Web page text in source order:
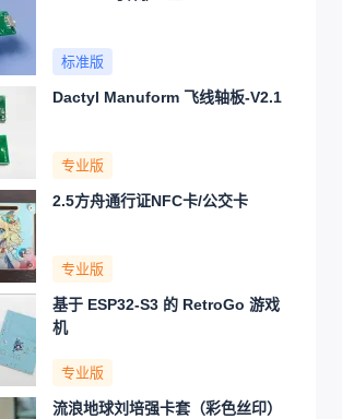
标准版
Dactyl Manuform 飞线轴板-V2.1
专业版
2.5方舟通行证NFC卡/公交卡
专业版
基于 ESP32-S3 的 RetroGo 游戏
机
专业版
流浪地球刘培强卡套（彩色丝印）